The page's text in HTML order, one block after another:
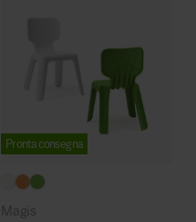
Pronta consegna
Magis